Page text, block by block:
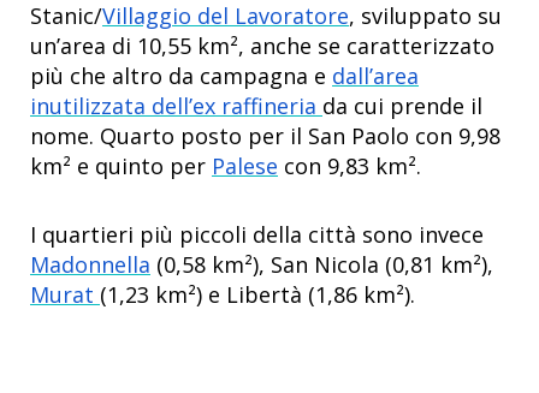
Stanic/Villaggio del Lavoratore, sviluppato su
un’area di 10,55 km², anche se caratterizzato
più che altro da campagna e dall’area
inutilizzata dell’ex raffineria da cui prende il
nome. Quarto posto per il San Paolo con 9,98
km² e quinto per Palese con 9,83 km².
I quartieri più piccoli della città sono invece
Madonnella (0,58 km²), San Nicola (0,81 km²),
Murat (1,23 km²) e Libertà (1,86 km²).